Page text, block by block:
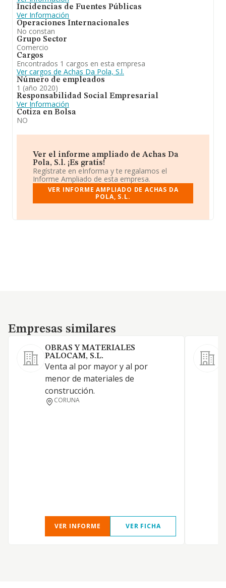
Incidencias de Fuentes Públicas
Ver Información
Operaciones Internacionales
No constan
Grupo Sector
Comercio
Cargos
Encontrados 1 cargos en esta empresa
Ver cargos de Achas Da Pola, S.l.
Número de empleados
1 (año 2020)
Responsabilidad Social Empresarial
Ver Información
Cotiza en Bolsa
NO
Ver el informe ampliado de Achas Da
Pola, S.l. ¡Es gratis!
Regístrate en eInforma y te regalamos el
Informe Ampliado de esta empresa.
VER INFORME AMPLIADO DE ACHAS DA
POLA, S.L.
Empresas similares
Empresas similares
OBRAS Y MATERIALES
PALOCAM, S.L.
Venta al por mayor y al por
menor de materiales de
construcción.
CORUNA
VER INFORME VER FICHA